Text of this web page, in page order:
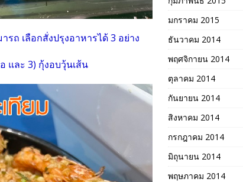
รถ เลือกสั่งปรุงอาหารได้ 3 อย่าง
และ 3) กุ้งอบวุ้นเส้น
มกราคม 2015
ธันวาคม 2014
พฤศจิกายน 2014
ตุลาคม 2014
กันยายน 2014
สิงหาคม 2014
กรกฎาคม 2014
มิถุนายน 2014
พฤษภาคม 2014